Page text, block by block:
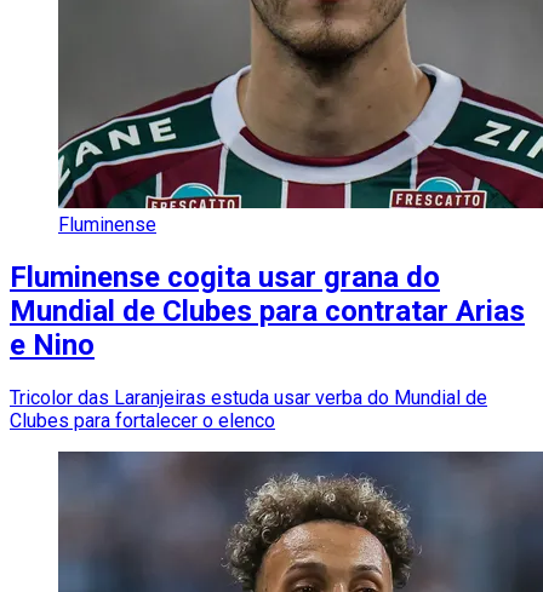
Fluminense
Fluminense cogita usar grana do
Mundial de Clubes para contratar Arias
e Nino
Tricolor das Laranjeiras estuda usar verba do Mundial de
Clubes para fortalecer o elenco